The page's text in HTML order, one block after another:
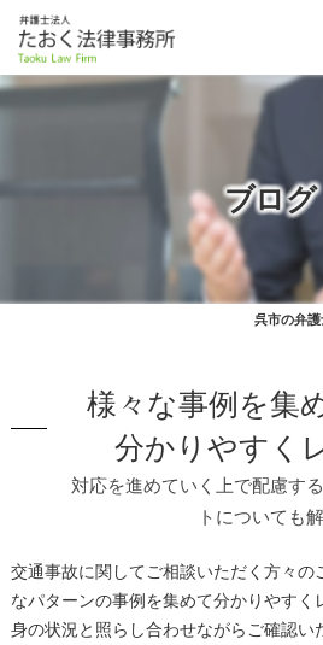
ブログ
呉市の弁
様々な事例を集
分かりやすく
対応を進めていく上で配慮す
トについても
交通事故に関してご相談いただく方々の
なパターンの事例を集めて分かりやすく
身の状況と照らし合わせながらご確認い